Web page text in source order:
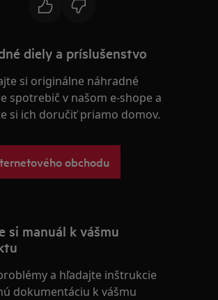
diely a príslušenstvo
si originálne náhradné
spotrebič v našom e-shope a
si ich doručiť priamo domov.
obchodu
si manuál k vášmu
a hľadajte inštrukcie
dokumentáciu k vášmu